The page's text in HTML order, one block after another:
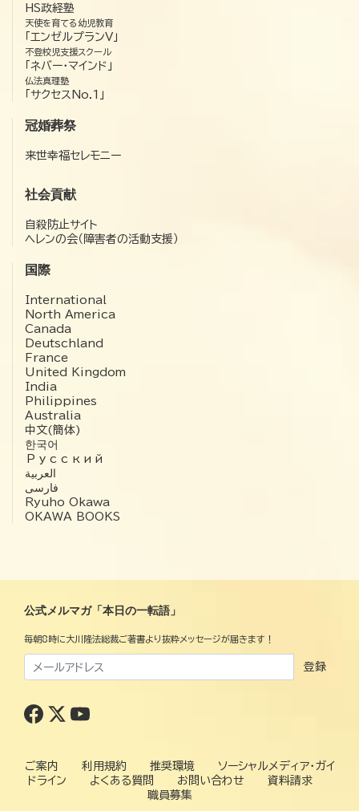
HS政経塾
天使を育てる幼児教育
「エンゼルプランV」
不登校児支援スクール
「ネバー・マインド」
仏法真理塾
「サクセスNo.1」
冠婚葬祭
来世幸福セレモニー
社会貢献
自殺防止サイト
ヘレンの会（障害者の活動支援）
国際
International
North America
Canada
Deutschland
France
United Kingdom
India
Philippines
Australia
中文(簡体)
한국어
Русский
العربية‏
فارسی
Ryuho Okawa
OKAWA BOOKS
公式メルマガ「本日の一転語」
毎朝8時に大川隆法総裁ご著書より抜粋メッセージが届きます！
登録
ご案内 利用規約 推奨環境
ソーシャルメディア・ガイ
ドライン
よくある質問 お問い合わせ
資料請求
職員募集